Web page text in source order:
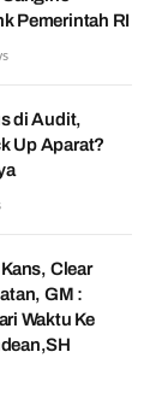
Pemerintah RI
di Audit,
Up Aparat?
Clear
GM :
Waktu Ke